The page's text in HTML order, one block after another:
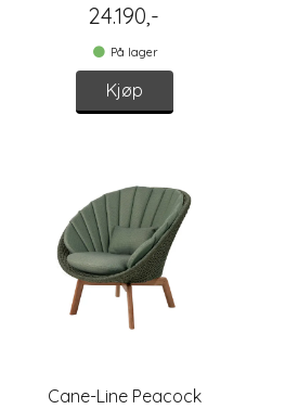
24.190,-
På lager
Kjøp
Cane-Line Peacock